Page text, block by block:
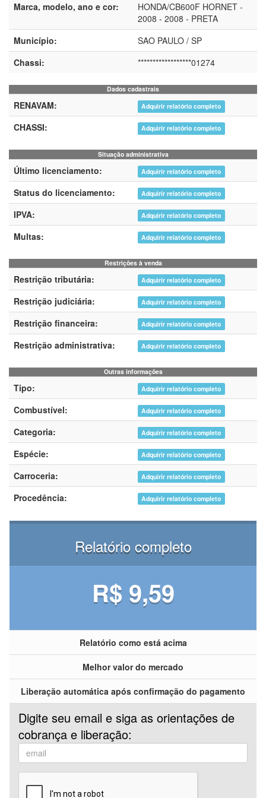
Marca, modelo, ano e cor:
HONDA/CB600F HORNET -
2008 - 2008 - PRETA
Município:
SAO PAULO / SP
Chassi:
******************01274
Dados cadastrais
RENAVAM: Adquirir relatório completo
CHASSI: Adquirir relatório completo
Situação administrativa
Último licenciamento: Adquirir relatório completo
Status do licenciamento: Adquirir relatório completo
IPVA: Adquirir relatório completo
Multas: Adquirir relatório completo
Restrições à venda
Restrição tributária: Adquirir relatório completo
Restrição judiciária: Adquirir relatório completo
Restrição financeira: Adquirir relatório completo
Restrição administrativa: Adquirir relatório completo
Outras informações
Tipo: Adquirir relatório completo
Combustível: Adquirir relatório completo
Categoria: Adquirir relatório completo
Espécie: Adquirir relatório completo
Carroceria: Adquirir relatório completo
Procedência: Adquirir relatório completo
Relatório completo
R$ 9,59
Relatório como está acima
Melhor valor do mercado
Liberação automática após confirmação do pagamento
Digite seu email e siga as orientações de
cobrança e liberação: